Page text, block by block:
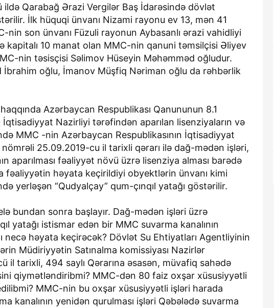
Qarabağ Ərazi Vergilər Baş İdarəsində dövlət
İlk hüquqi ünvanı Nizami rayonu ev 13, mən 41
nin son ünvanı Füzuli rayonun Aybasanlı ərazi vahidliyi
kapitalı 10 manat olan MMC-nin qanuni təmsilçisi Əliyev
nin təsisçisi Səlimov Hüseyin Məhəmməd oğludur.
İbrahim oğlu, İmanov Müşfiq Nəriman oğlu da rəhbərlik
Azərbaycan Respublikası Qanununun 8.1
Nazirliyi tərəfindən aparılan lisenziyaların və
MMC -nin Azərbaycan Respublikasının İqtisadiyyat
25.09.2019-cu il tarixli qərarı ilə dağ-mədən işləri,
aparılması fəaliyyət növü üzrə lisenziya alması barədə
fəaliyyətin həyata keçirildiyi obyektlərin ünvanı kimi
yerləşən “Qudyalçay” qum-çınqıl yatağı göstərilir.
bundan sonra başlayır. Dağ-mədən işləri üzrə
yatağı istismar edən bir MMC suvarma kanalının
necə həyata keçirəcək? Dövlət Su Ehtiyatları Agentliyinin
Müdiriyyətin Satınalma komissiyası Nazirlər
il tarixli, 494 saylı Qərarına əsasən, müvafiq sahədə
qiymətləndiribmi? MMC-dən 80 faiz oxşar xüsusiyyətli
MMC-nin bu oxşar xüsusiyyətli işləri harada
kanalının yenidən qurulması işləri Qəbələdə suvarma